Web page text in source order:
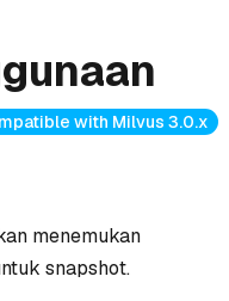
with Milvus 3.0.x
menemukan
snapshot.